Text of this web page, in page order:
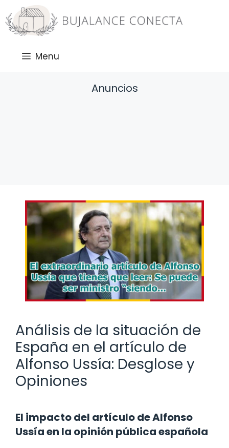
Saltar
al
contenido
Menu
Anuncios
Análisis de la situación de
España en el artículo de
Alfonso Ussía: Desglose y
Opiniones
El impacto del artículo de Alfonso
Ussía en la opinión pública española